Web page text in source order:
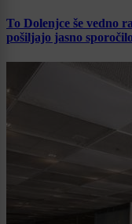
To Dolenjce še vedno
pošiljajo jasno